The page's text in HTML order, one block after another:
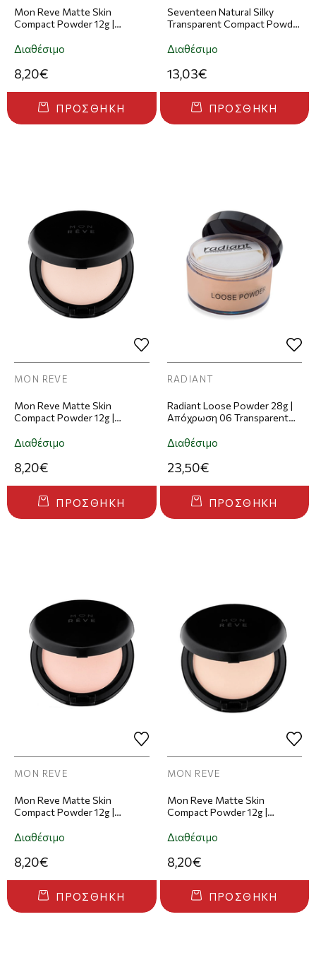
Mon Reve Matte Skin
Compact Powder 12g |
Διαθέσιμο
8,20€
ΠΡΟΣΘΉΚΗ
Seventeen Natural Silky
Transparent Compact Powder
Caramel
Διαθέσιμο
13,03€
ΠΡΟΣΘΉΚΗ
MON REVE
Mon Reve Matte Skin
Compact Powder 12g |
Διαθέσιμο
8,20€
ΠΡΟΣΘΉΚΗ
RADIANT
Radiant Loose Powder 28g |
Απόχρωση 06 Transparent
Διαθέσιμο
23,50€
ΠΡΟΣΘΉΚΗ
MON REVE
Mon Reve Matte Skin
Compact Powder 12g |
Διαθέσιμο
8,20€
ΠΡΟΣΘΉΚΗ
MON REVE
Mon Reve Matte Skin
Compact Powder 12g |
Διαθέσιμο
8,20€
ΠΡΟΣΘΉΚΗ